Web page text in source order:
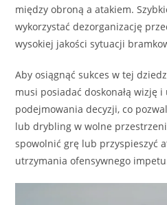
między obroną a atakiem.
wykorzystać dezorganizację
wysokiej jakości sytuacji
Aby osiągnąć sukces w tej
musi posiadać doskonałą wizję
podejmowania decyzji, co
lub drybling w wolne
spowolnić grę lub przyspieszyć
utrzymania ofensywnego